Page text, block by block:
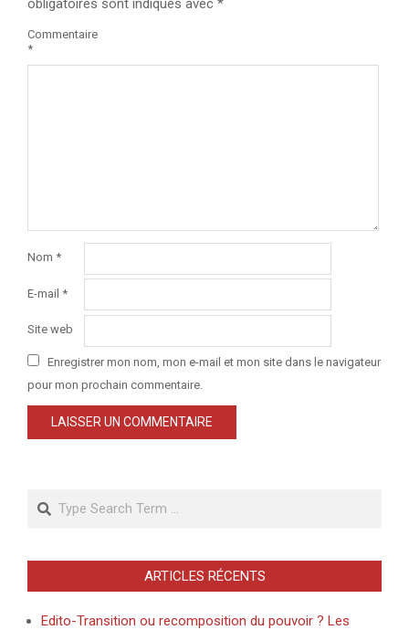
obligatoires sont indiqués avec *
Commentaire
*
Nom *
E-mail *
Site web
Enregistrer mon nom, mon e-mail et mon site dans le navigateur
pour mon prochain commentaire.
ARTICLES RÉCENTS
Edito-Transition ou recomposition du pouvoir ? Les